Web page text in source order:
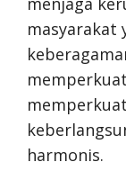
masyarakat
harmonis.